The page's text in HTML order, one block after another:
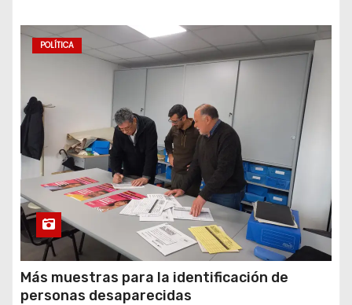
POLÍTICA
Más muestras para la identificación de
personas desaparecidas